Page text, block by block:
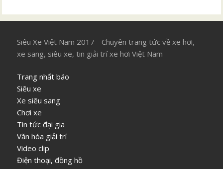
Siêu Xe Việt Nam 2017 - Chuyên trang tức về xe hơi,
xe sang, siêu xe, tin giải trí xe hơi Việt Nam
Trang nhất báo
Siêu xe
Xe siêu sang
Chơi xe
Tin tức đại gia
Văn hóa giải trí
Video clip
Điện thoại, đồng hồ